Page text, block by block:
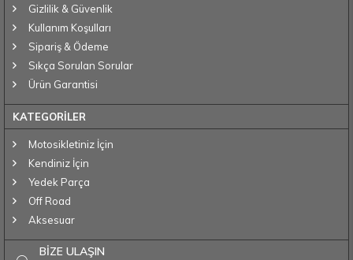
Gizlilik & Güvenlik
Kullanım Koşulları
Sipariş & Ödeme
Sıkça Sorulan Sorular
Ürün Garantisi
KATEGORİLER
Motosikletiniz İçin
Kendiniz İçin
Yedek Parça
Off Road
Aksesuar
BİZE ULAŞIN